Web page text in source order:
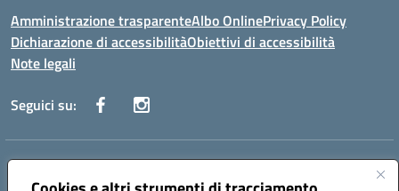
Amministrazione trasparenteAlbo OnlinePrivacy Policy
Dichiarazione di accessibilitàObiettivi di accessibilità
Note legali
Seguici su:
Indirizzo:
Centralino:0924 534873 Salemi - 0924534879 Partanna